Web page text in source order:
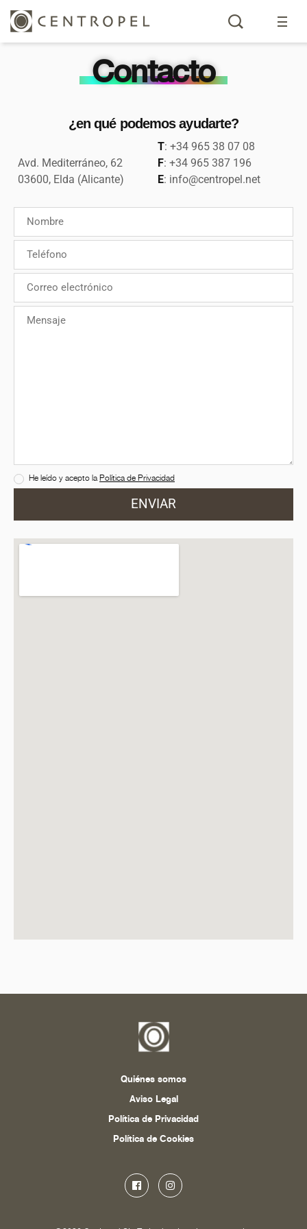
Contacto
¿en qué podemos ayudarte?
Avd. Mediterráneo, 62
03600, Elda (Alicante)
T: +34 965 38 07 08
F: +34 965 387 196
E: info@centropel.net
He leído y acepto la Política de Privacidad
Quiénes somos
Aviso Legal
Política de Privacidad
Política de Cookies